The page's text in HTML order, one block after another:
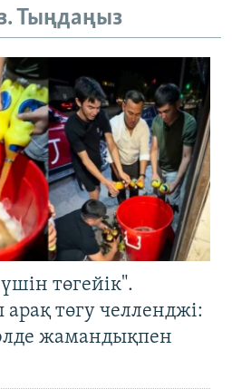
Тыңдаңыз
төгейік".
төгу челленджі:
жамандықпен